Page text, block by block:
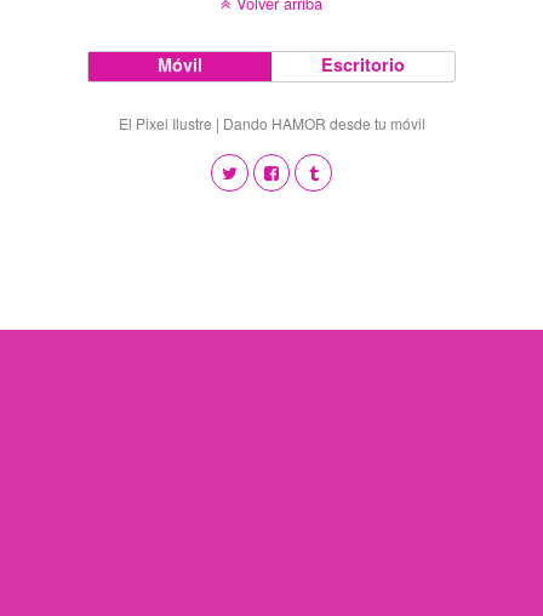
Móvil Escritorio
El Pixel Ilustre | Dando HAMOR desde tu móvil